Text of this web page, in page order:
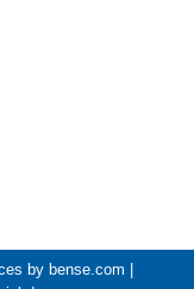
by bense.com |